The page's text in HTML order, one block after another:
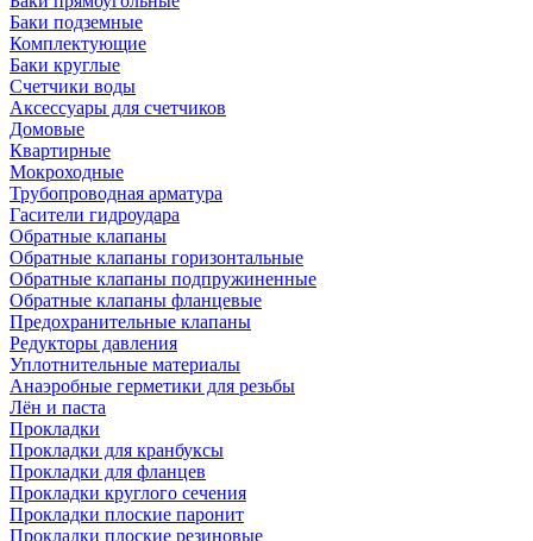
Баки подземные
Комплектующие
Баки круглые
Счетчики воды
Аксессуары для счетчиков
Домовые
Квартирные
Мокроходные
Трубопроводная арматура
Гасители гидроудара
Обратные клапаны
Обратные клапаны горизонтальные
Обратные клапаны подпружиненные
Обратные клапаны фланцевые
Предохранительные клапаны
Редукторы давления
Уплотнительные материалы
Анаэробные герметики для резьбы
Лён и паста
Прокладки
Прокладки для кранбуксы
Прокладки для фланцев
Прокладки круглого сечения
Прокладки плоские паронит
Прокладки плоские резиновые